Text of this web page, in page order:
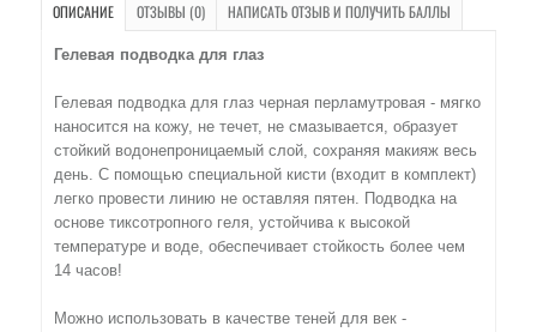
ОПИСАНИЕ ОТЗЫВЫ (0) НАПИСАТЬ ОТЗЫВ И ПОЛУЧИТЬ БАЛЛЫ
Гелевая подводка для глаз
Гелевая подводка для глаз черная перламутровая - мягко
наносится на кожу, не течет, не смазывается, образует
стойкий водонепроницаемый слой, сохраняя макияж весь
день. С помощью специальной кисти (входит в комплект)
легко провести линию не оставляя пятен. Подводка на
основе тиксотропного геля, устойчива к высокой
температуре и воде, обеспечивает стойкость более чем
14 часов!
Можно использовать в качестве теней для век -